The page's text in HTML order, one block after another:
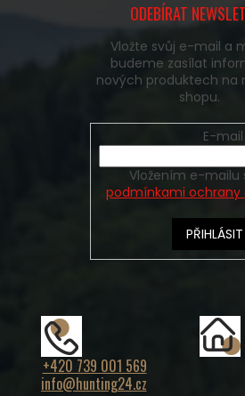
ODEBÍRAT
Vložte svůj e-mail a
budeme zasílat
nových produktech na
shopu.
E-mail
podmínkami ochrany
PŘIHLÁSIT
+420 739 001 569
info@hunting24.cz